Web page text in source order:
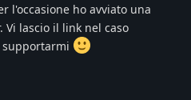
l'occasione ho avviato una
Vi lascio il link nel caso
supportarmi